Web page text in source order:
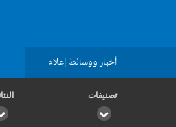
أخبار ووسائط إعلام
تصنيفات